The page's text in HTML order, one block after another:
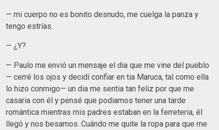
— mi cuerpo no es bonito desnudo, me cuelga la panza y
tengo estrías.
— ¿Y?
— Paulo me envió un mensaje el dia que me vine del pueblo
— cerré los ojos y decidí confiar en tia Maruca, tal como ella
lo hizo conmigo— un dia me sentia tan feliz por que me
casaria con él y pensé que podiamos tener una tarde
romántica mientras mis padres estaban en la ferreteria, él
llegó y nos besamos. Cuándo me quite la ropa para que me